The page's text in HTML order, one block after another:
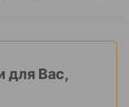
для Вас,